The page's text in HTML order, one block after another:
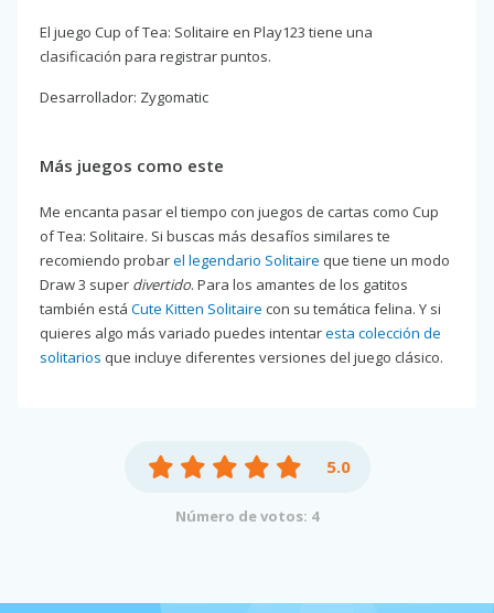
El juego Cup of Tea: Solitaire en Play123 tiene una
clasificación para registrar puntos.
Desarrollador: Zygomatic
Más juegos como este
Me encanta pasar el tiempo con juegos de cartas como Cup
of Tea: Solitaire. Si buscas más desafíos similares te
recomiendo probarel legendario Solitaire que tiene un modo
Draw 3 super divertido. Para los amantes de los gatitos
también está Cute Kitten Solitaire con su temática felina. Y si
quieres algo más variado puedes intentaresta colección de
solitarios que incluye diferentes versiones del juego clásico.
5.0
Número de votos: 4